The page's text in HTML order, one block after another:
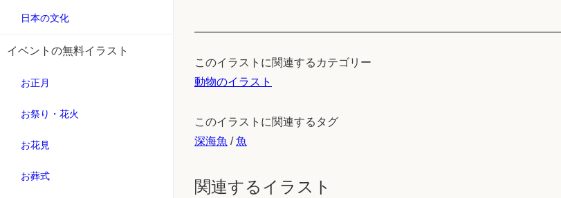
日本の文化
イベントの無料イラスト
お正月
お祭り・花火
お花見
お葬式
このイラストに関連するカテゴリー
動物のイラスト
このイラストに関連するタグ
深海魚 /魚
関連するイラスト